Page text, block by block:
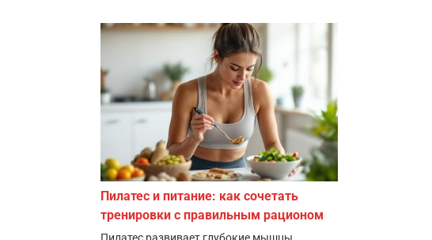
Пилатес и питание: как сочетать
тренировки с правильным рационом